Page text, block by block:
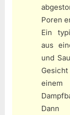
Poren
Ein
aus
und
einem